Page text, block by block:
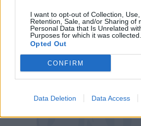
I want to opt-out of Collection, Use,
Retention, Sale, and/or Sharing of
Personal Data that Is Unrelated
Purposes for which it was collected.
Opted Out
CONFIRM
Data Deletion Data Access
Ma chi potrebbe prendere il
panchina del Grifone? Nelle
accostati al club ligure i profili di
Pecchia.